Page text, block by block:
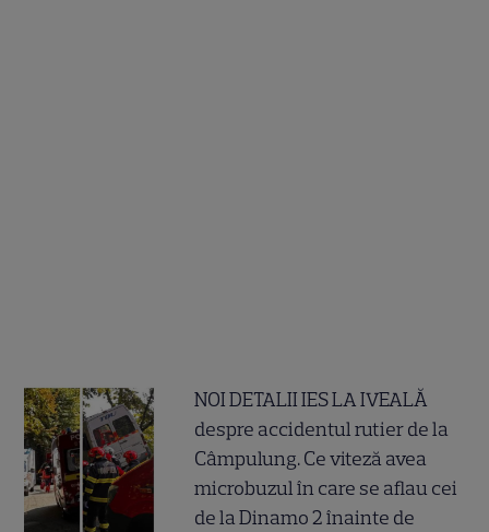
NOI DETALII IES LA IVEALĂ
despre accidentul rutier de la
Câmpulung. Ce viteză avea
microbuzul în care se aflau cei
de la Dinamo 2 înainte de